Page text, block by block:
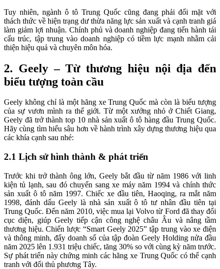
Tuy nhiên, ngành ô tô Trung Quốc cũng đang phải đối mặt với
thách thức về hiện trạng dư thừa năng lực sản xuất và cạnh tranh giá
làm giảm lợi nhuận. Chính phủ và doanh nghiệp đang tiến hành tái
cấu trúc, tập trung vào doanh nghiệp có tiềm lực mạnh nhằm cải
thiện hiệu quả và chuyên môn hóa.
2. Geely – Từ thương hiệu nội địa đến
biểu tượng toàn cầu
Geely không chỉ là một hãng xe Trung Quốc mà còn là biểu tượng
của sự vươn mình ra thế giới. Từ một xưởng nhỏ ở Chiết Giang,
Geely đã trở thành top 10 nhà sản xuất ô tô hàng đầu Trung Quốc.
Hãy cùng tìm hiểu sâu hơn về hành trình xây dựng thương hiệu qua
các khía cạnh sau nhé:
2.1 Lịch sử hình thành & phát triển
Trước khi trở thành ông lớn, Geely bắt đầu từ năm 1986 với linh
kiện tủ lạnh, sau đó chuyển sang xe máy năm 1994 và chính thức
sản xuất ô tô năm 1997. Chiếc xe đầu tiên, Haoqing, ra mắt năm
1998, đánh dấu Geely là nhà sản xuất ô tô tư nhân đầu tiên tại
Trung Quốc. Đến năm 2010, việc mua lại Volvo từ Ford đã thay đổi
cục diện, giúp Geely tiếp cận công nghệ châu Âu và nâng tầm
thương hiệu. Chiến lược “Smart Geely 2025” tập trung vào xe điện
và thông minh, đẩy doanh số của tập đoàn Geely Holding nửa đầu
năm 2025 lên 1.931 triệu chiếc, tăng 30% so với cùng kỳ năm trước.
Sự phát triển này chứng minh các hãng xe Trung Quốc có thể cạnh
tranh với đối thủ phương Tây.